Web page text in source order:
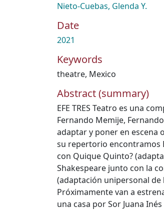
Nieto-Cuebas, Glenda Y.
Date
2021
Keywords
theatre, Mexico
Abstract (summary)
EFE TRES Teatro es una
Fernando Memije,
adaptar y poner en escena
su repertorio encontramos
con Quique Quinto?
Shakespeare junto con la
(adaptación unipersonal de
Próximamente van a
una casa por Sor Juana